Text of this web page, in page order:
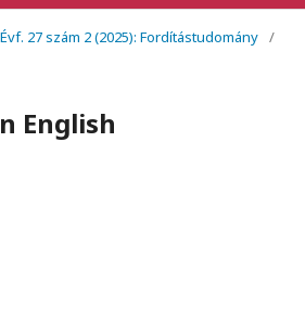
Évf. 27 szám 2 (2025): Fordítástudomány /
English